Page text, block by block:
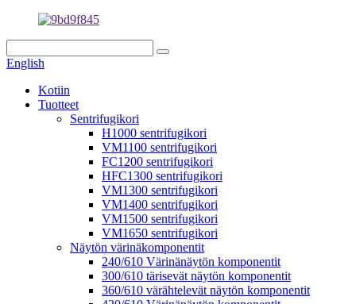
English
Kotiin
Tuotteet
Sentrifugikori
H1000 sentrifugikori
VM1100 sentrifugikori
FC1200 sentrifugikori
HFC1300 sentrifugikori
VM1300 sentrifugikori
VM1400 sentrifugikori
VM1500 sentrifugikori
VM1650 sentrifugikori
Näytön värinäkomponentit
240/610 Värinänäytön komponentit
300/610 tärisevät näytön komponentit
360/610 värähtelevät näytön komponentit